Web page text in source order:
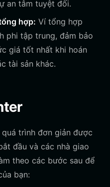
an tâm tuyệt đối.
hợp: Ví tổng hợp
phi tập trung, đảm bảo
giá tốt nhất khi hoán
tài sản khác.
trình đơn giản được
đầu và các nhà giao
theo các bước sau để
bạn: